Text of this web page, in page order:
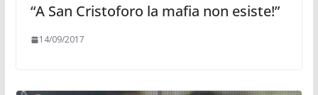
“A San Cristoforo la mafia non esiste!”
14/09/2017